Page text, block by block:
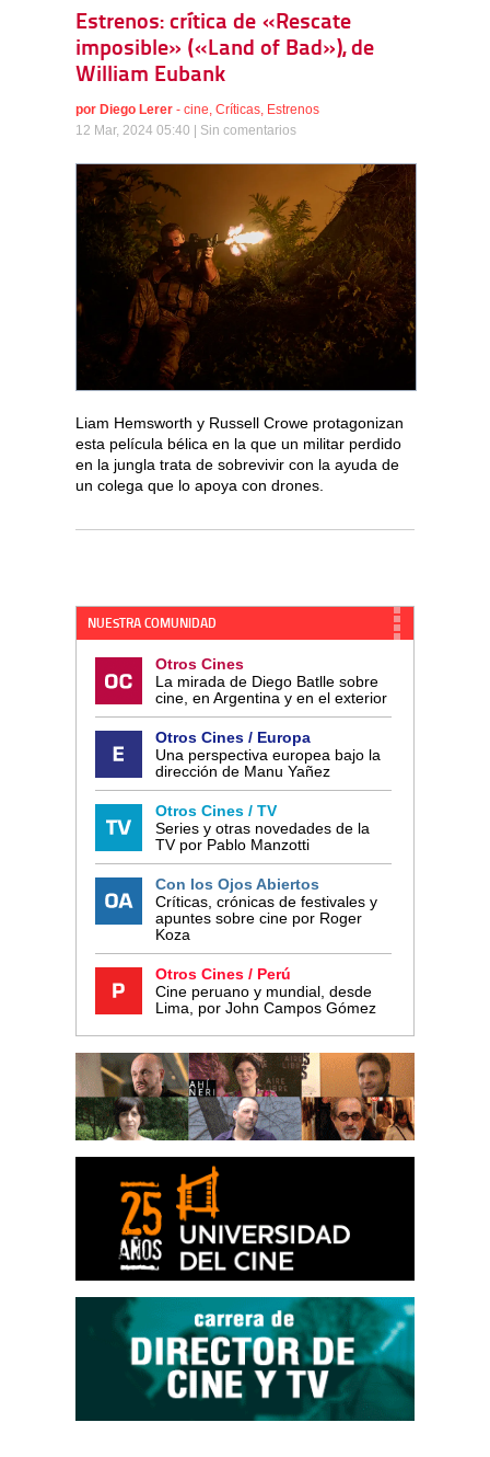
Estrenos: crítica de «Rescate
imposible» («Land of Bad»), de
William Eubank
por Diego Lerer - cine Críticas Estrenos
12 Mar, 2024 05:40 | Sin comentarios
Liam Hemsworth y Russell Crowe protagonizan
esta película bélica en la que un militar perdido
en la jungla trata de sobrevivir con la ayuda de
un colega que lo apoya con drones.
NUESTRA COMUNIDAD
Otros Cines
La mirada de Diego Batlle sobre
cine, en Argentina y en el exterior
Otros Cines / Europa
Una perspectiva europea bajo la
dirección de Manu Yañez
Otros Cines / TV
Series y otras novedades de la
TV por Pablo Manzotti
Con los Ojos Abiertos
Críticas, crónicas de festivales y
apuntes sobre cine por Roger
Koza
Otros Cines / Perú
Cine peruano y mundial, desde
Lima, por John Campos Gómez